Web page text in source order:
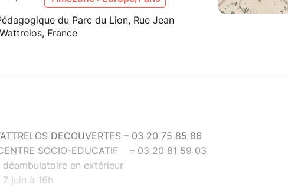
du Parc du Lion, Rue Jean
France
DECOUVERTES – 03 20 75 85 86
SOCIO-EDUCATIF – 03 20 81 59 03
déambulatoire en extérieur
juin à 16h